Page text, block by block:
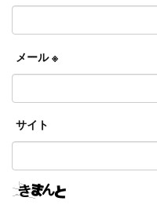
メール※
サイト